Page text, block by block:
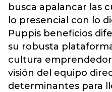
busca apalancar las
lo presencial con lo
Puppis beneficios
su robusta
cultura
visión del equipo
determinantes para